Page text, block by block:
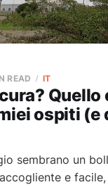
Quello
ospiti (e
READ IT
sembrano un
e